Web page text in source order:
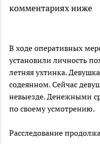
комментариях ниже
В ходе оперативных
установили личность
летняя ухтинка.
содеянном. Сейчас
невыезде. Денежными
по своему усмотрению.
Расследование